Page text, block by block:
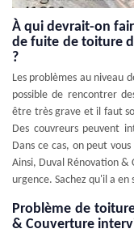
À qui devrait-on
de fuite de toiture
?
Les problèmes au niveau
possible de rencontrer
être très grave et il faut
Des couvreurs peuvent
Dans ce cas, on peut
Ainsi, Duval Rénovation &
urgence. Sachez qu'il a en
Problème de
& Couverture